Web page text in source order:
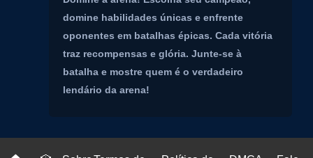
domine habilidades únicas e enfrente
oponentes em batalhas épicas. Cada vitória
traz recompensas e glória. Junte-se à
batalha e mostre quem é o verdadeiro
lendário da arena!